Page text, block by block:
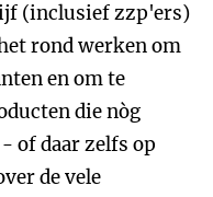
(inclusief zzp'ers)
rond werken om
en om te
die nòg
of daar zelfs op
de vele